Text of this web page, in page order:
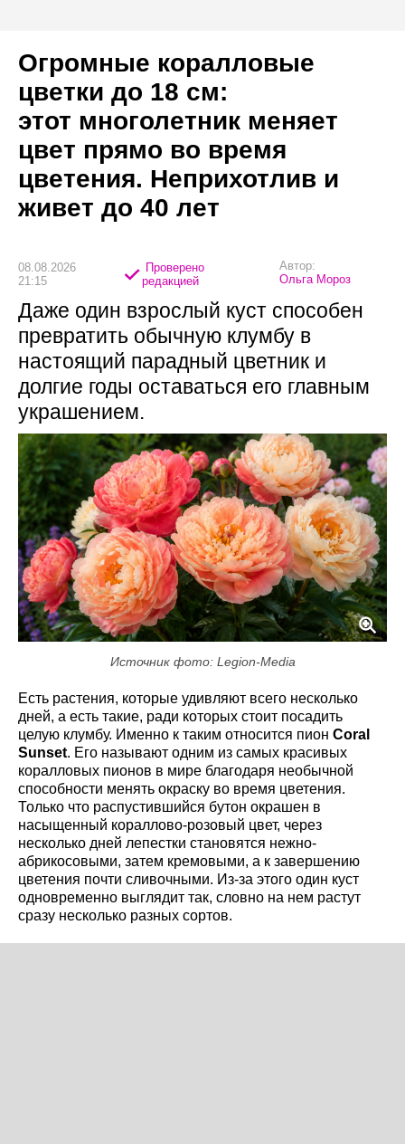
Огромные коралловые
цветки до 18 см:
этот многолетник меняет
цвет прямо во время
цветения. Неприхотлив и
живет до 40 лет
08.08.2026
21:15
Проверено
редакцией
Автор:
Ольга Мороз
Даже один взрослый куст способен
превратить обычную клумбу в
настоящий парадный цветник и
долгие годы оставаться его главным
украшением.
Источник фото: Legion-Media
Есть растения, которые удивляют всего несколько
дней, а есть такие, ради которых стоит посадить
целую клумбу. Именно к таким относится пион Coral
Sunset. Его называют одним из самых красивых
коралловых пионов в мире благодаря необычной
способности менять окраску во время цветения.
Только что распустившийся бутон окрашен в
насыщенный кораллово-розовый цвет, через
несколько дней лепестки становятся нежно-
абрикосовыми, затем кремовыми, а к завершению
цветения почти сливочными. Из-за этого один куст
одновременно выглядит так, словно на нем растут
сразу несколько разных сортов.